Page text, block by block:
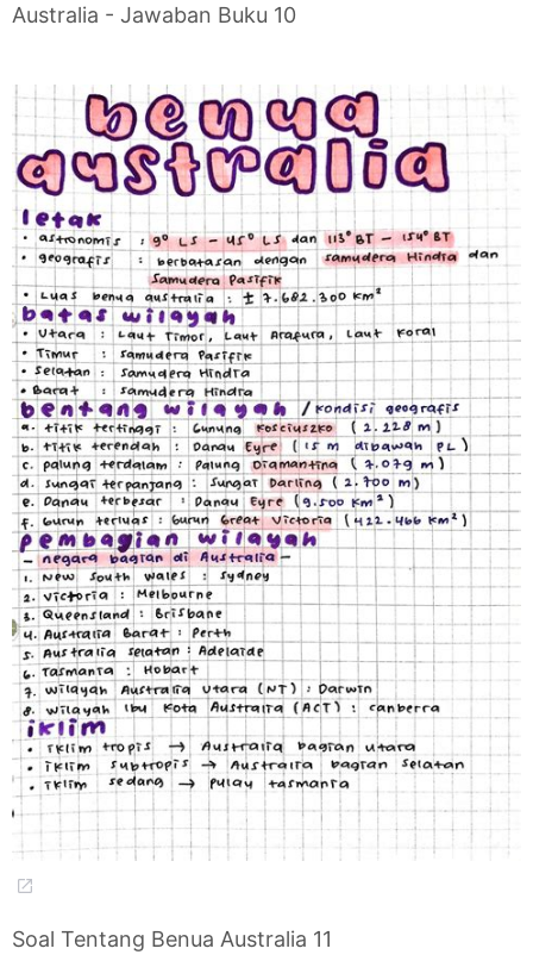
Australia - Jawaban Buku 10
Soal Tentang Benua Australia 11